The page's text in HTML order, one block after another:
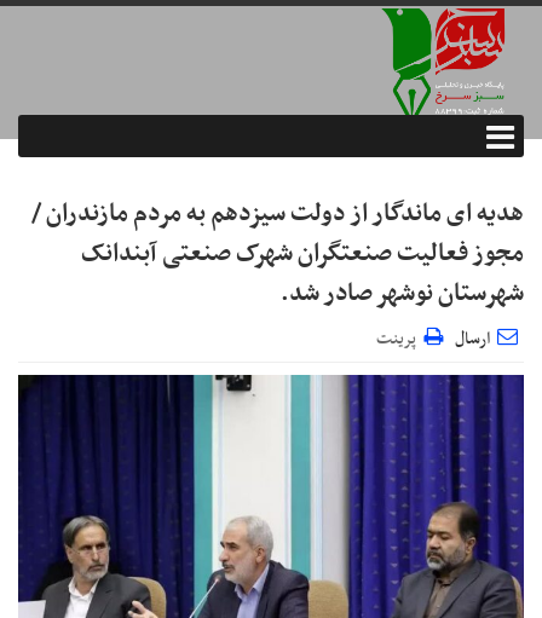
هدیه ای ماندگار از دولت سیزدهم به مردم مازندران /
مجوز فعالیت صنعتگران شهرک صنعتی آبندانک
شهرستان نوشهر صادر شد.
ارسال پرینت